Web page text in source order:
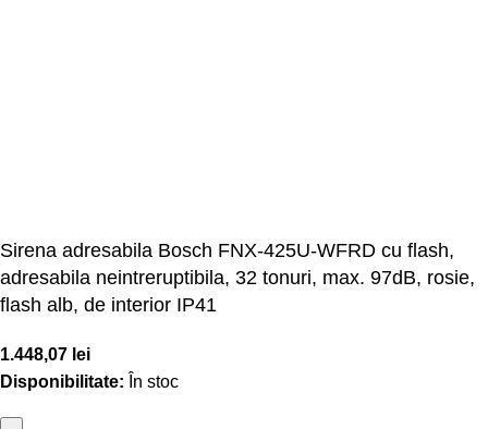
Sirena adresabila Bosch FNX-425U-WFRD cu flash,
adresabila neintreruptibila, 32 tonuri, max. 97dB, rosie,
flash alb, de interior IP41
1.448,07 lei
Disponibilitate: În stoc